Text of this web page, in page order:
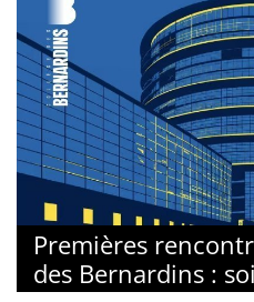
Premières
des Bernardins :